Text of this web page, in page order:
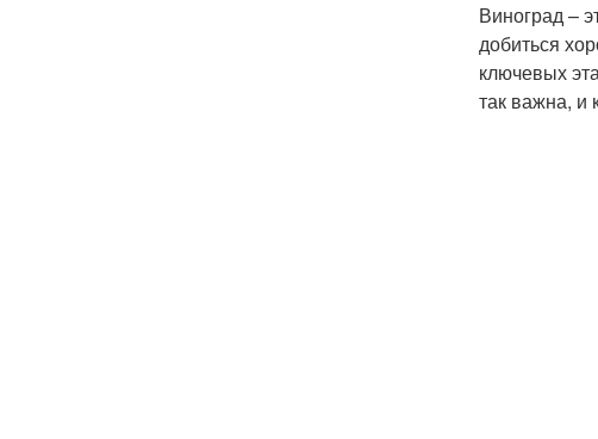
Виноград –
добиться
ключевых
так важна, и